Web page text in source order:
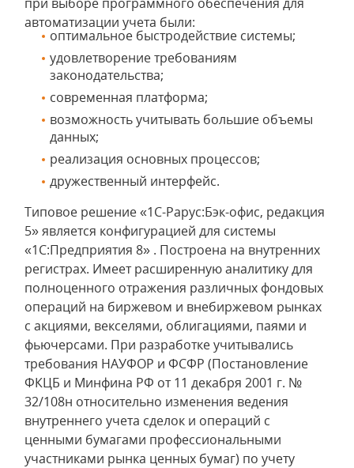
автоматизации учета были:
оптимальное быстродействие системы;
удовлетворение требованиям
законодательства;
современная платформа;
возможность учитывать большие объемы
данных;
реализация основных процессов;
дружественный интерфейс.
Типовое решение «1С-Рарус:Бэк-офис, редакция
5» является конфигурацией для системы
«1С:Предприятия 8» . Построена на внутренних
регистрах. Имеет расширенную аналитику для
полноценного отражения различных фондовых
операций на биржевом и внебиржевом рынках
с акциями, векселями, облигациями, паями и
фьючерсами. При разработке учитывались
требования НАУФОР и ФСФР (Постановление
ФКЦБ и Минфина РФ от 11 декабря 2001 г. №
32/108н относительно изменения ведения
внутреннего учета сделок и операций с
ценными бумагами профессиональными
участниками рынка ценных бумаг) по учету